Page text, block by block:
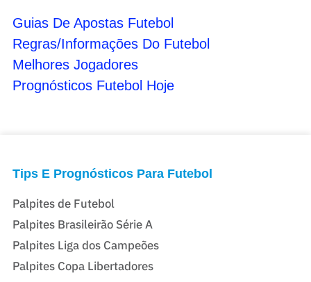
Guias De Apostas Futebol
Regras/Informações Do Futebol
Melhores Jogadores
Prognósticos Futebol Hoje
Tips E Prognósticos Para Futebol
Palpites de Futebol
Palpites Brasileirão Série A
Palpites Liga dos Campeões
Palpites Copa Libertadores